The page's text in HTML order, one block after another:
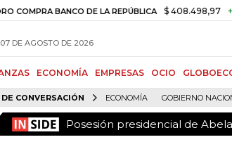
BANCO DE LA REPÚBLICA $ 408.498,97 +$
DE AGOSTO DE 2026
ECONOMÍA EMPRESAS OCIO
CONVERSACIÓN ECONOMÍA GOBIERNO
Posesión presidencial de
Posesión presidencial de